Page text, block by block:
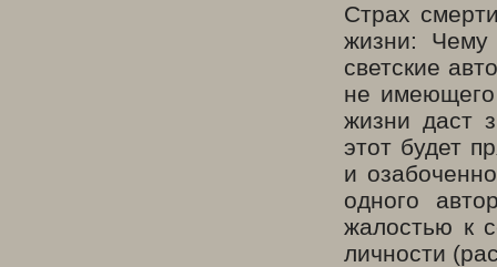
Страх
жизни: Чему
светские
не имеющего
жизни даст
этот будет
и
одного
жалостью к
личности